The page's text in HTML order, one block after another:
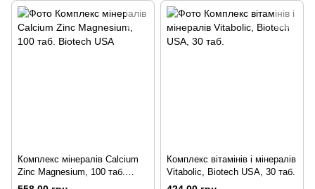
Комплекс мінералів Calcium
Zinc Magnesium, 100 таб.
Biotech USA
Комплекс вітамінів і мінералів
Vitabolic, Biotech USA, 30 таб.